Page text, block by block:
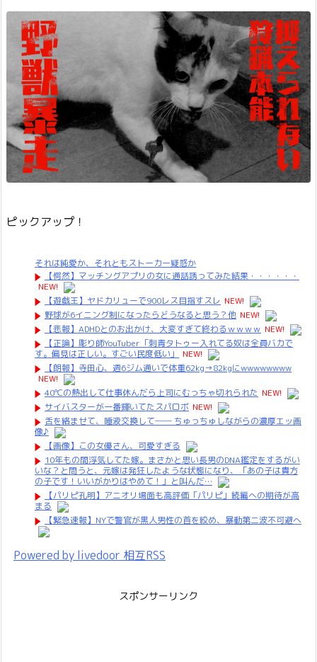
ピックアップ！
それは純愛か、それともストーカー疑惑か
【愕然】マッチングアプリの女に通話誘ってみた結果・・・・・・
NEW!
【遊戯王】ヤドカリューで900レス目指すスレ NEW!
野球が6イニング制になったらどうなると思う？他 NEW!
【悲報】ADHDとのお出かけ、大変すぎて終わるｗｗｗｗ NEW!
【正論】彫り師YouTuber「刺青タトゥー入れてる奴は全員バカで
す。偏見は正しい。すごい民度低い」
NEW!
【朗報】寺田心、週6ジム通いで体重62kg→82kgにwwwwwwww
NEW!
40℃の熱出して仕事休んだら上司にむっちゃ切れられた NEW!
サイバスターが一番輝いてたスパロボ NEW!
舌を絡ませて、唾液交換して── ちゅっちゅしながらの濃厚エッ画
像♪
【画像】この女優さん、可愛すぎる
10年もの間浮気してた嫁。まさかと思い長男のDNA鑑定をするがい
いな？と問うと、元嫁は発狂したような状態になり、「あの子は貴方
の子です！いいがかりはやめて！」と叫んだ…
【パリピ孔明】アニオリ場面も高評価「パリピ」続編への期待が高
まる
【緊急速報】NYで警官が黒人男性の首を絞め、暴動第二波不可避へ
Powered by livedoor 相互RSS
スポンサーリンク